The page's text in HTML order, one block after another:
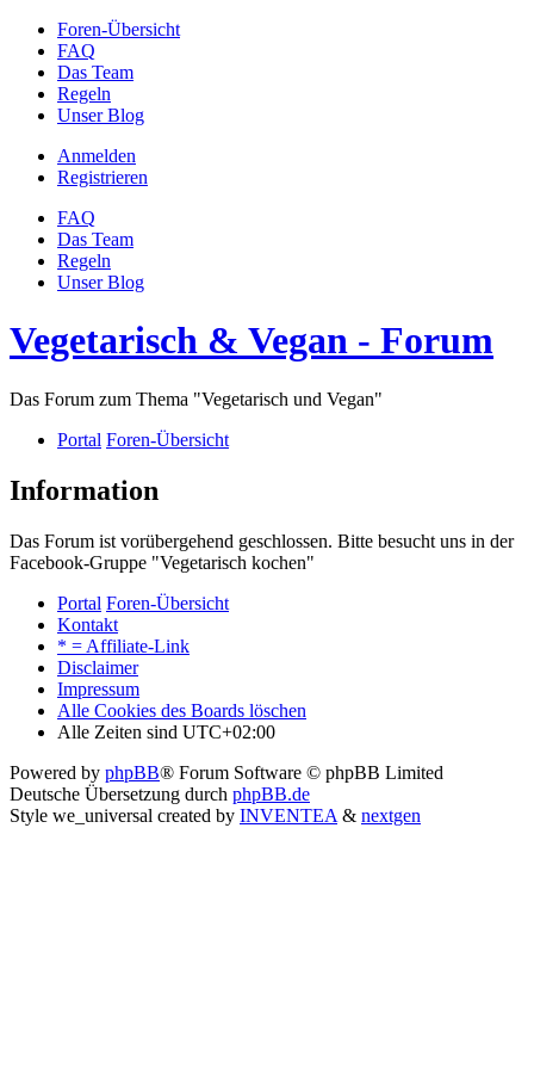
Foren-Übersicht
FAQ
Das Team
Regeln
Unser Blog
Anmelden
Registrieren
FAQ
Das Team
Regeln
Unser Blog
Vegetarisch & Vegan - Forum
Das Forum zum Thema "Vegetarisch und Vegan"
Portal Foren-Übersicht
Information
Das Forum ist vorübergehend geschlossen. Bitte besucht uns in der
Facebook-Gruppe "Vegetarisch kochen"
Portal Foren-Übersicht
Kontakt
* = Affiliate-Link
Disclaimer
Impressum
Alle Cookies des Boards löschen
Alle Zeiten sind UTC+02:00
Powered by phpBB® Forum Software © phpBB Limited
Deutsche Übersetzung durch phpBB.de
Style we_universal created by INVENTEA & nextgen